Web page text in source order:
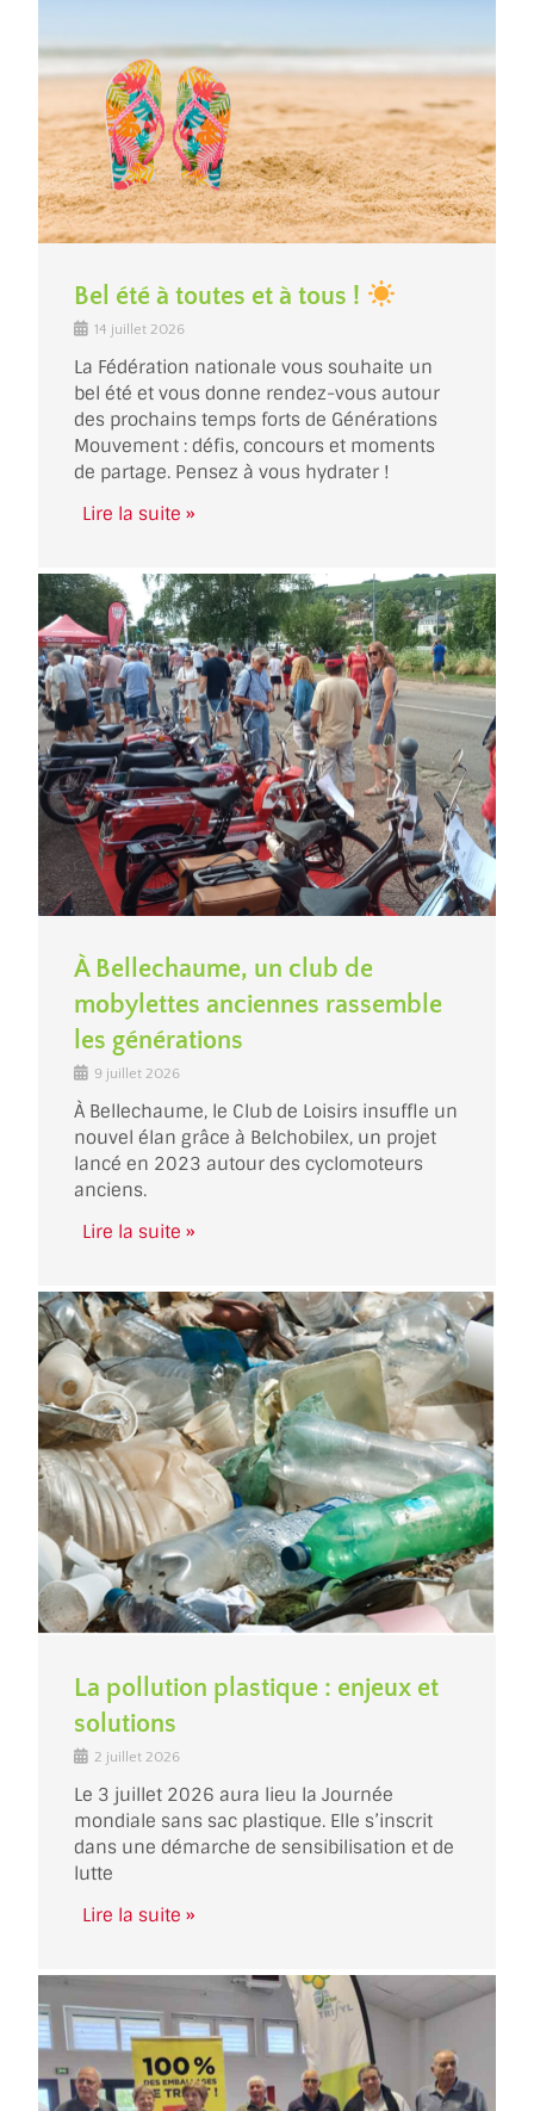
Bel été à toutes et à tous !
14 juillet 2026
La Fédération nationale vous souhaite un
bel été et vous donne rendez-vous autour
des prochains temps forts de Générations
Mouvement : défis, concours et moments
de partage. Pensez à vous hydrater !
Lire la suite »
À Bellechaume, un club de
mobylettes anciennes rassemble
les générations
9 juillet 2026
À Bellechaume, le Club de Loisirs insuffle un
nouvel élan grâce à Belchobilex, un projet
lancé en 2023 autour des cyclomoteurs
anciens.
Lire la suite »
La pollution plastique : enjeux et
solutions
2 juillet 2026
Le 3 juillet 2026 aura lieu la Journée
mondiale sans sac plastique. Elle s’inscrit
dans une démarche de sensibilisation et de
lutte
Lire la suite »